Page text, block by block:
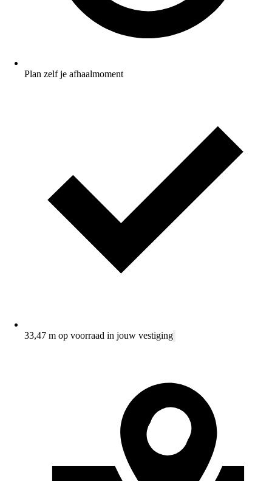
Plan zelf je afhaalmoment
33,47 m op voorraad in jouw vestiging